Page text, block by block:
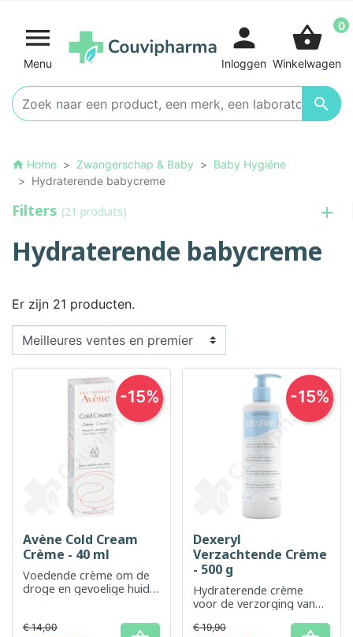

Menu

person
Inloggen
shopping_basket 0
Winkelwagen
home Home Zwangerschap & Baby
Baby Hygiëne
Hydraterende babycreme
Filters (21 produits)
Hydraterende babycreme
Er zijn 21 producten.
Avène Cold Cream
Crème - 40 ml
Voedende crème om de
droge en gevoelige huid
€ 14,00
-15%
Dexeryl
Verzachtende Crème
- 500 g
Hydraterende crème
voor de verzorging van
huid
€ 19,90
-15%